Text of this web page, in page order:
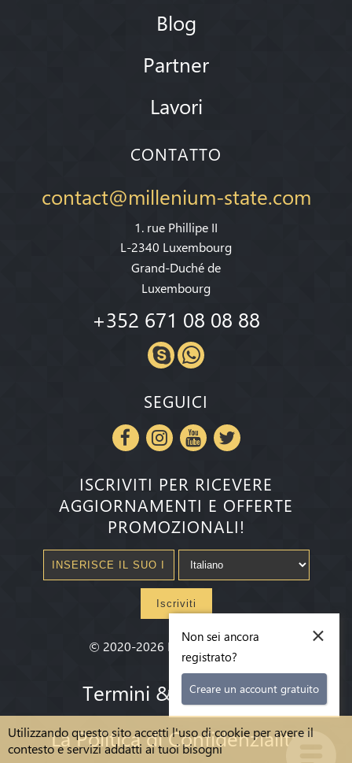
Utilizzando questo sito accetti l'uso di cookie per avere il
contesto e servizi addatti ai tuoi bisogni
Blog
Partner
Lavori
CONTATTO
contact@millenium-state.com
1. rue Phillipe II
L-2340 Luxembourg
Grand-Duché de
Luxembourg
+352 671 08 08 88
SEGUICI
ISCRIVITI PER RICEVERE
AGGIORNAMENTI E OFFERTE
PROMOZIONALI!
Iscriviti
© 2020-2026 Millenium State®
Termini & condizioni
La Politica di Confidenzialità
×
Non sei ancora
registrato?
Creare un account gratuito